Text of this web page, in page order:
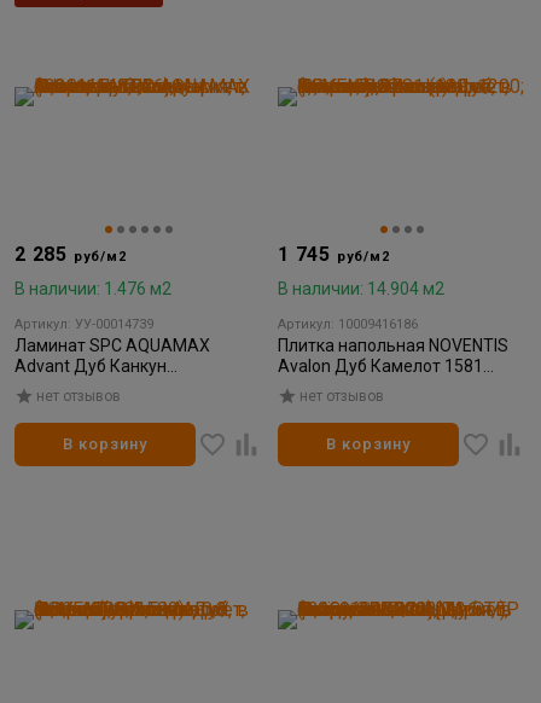
2 285 руб/м2
В наличии: 1.476 м2
Артикул: УУ-00014739
Ламинат SPC AQUAMAX
Advant Дуб Канкун
1220*151*4,5мм
(2,211/145,926)
нет отзывов
В корзину
1 745 руб/м2
В наличии: 14.904 м2
Артикул: 10009416186
Плитка напольная NOVENTIS
Avalon Дуб Камелот 1581
(180x1200; 3,5 мм; 0,3
мм;микрофаска) (2,16м2)
нет отзывов
В корзину